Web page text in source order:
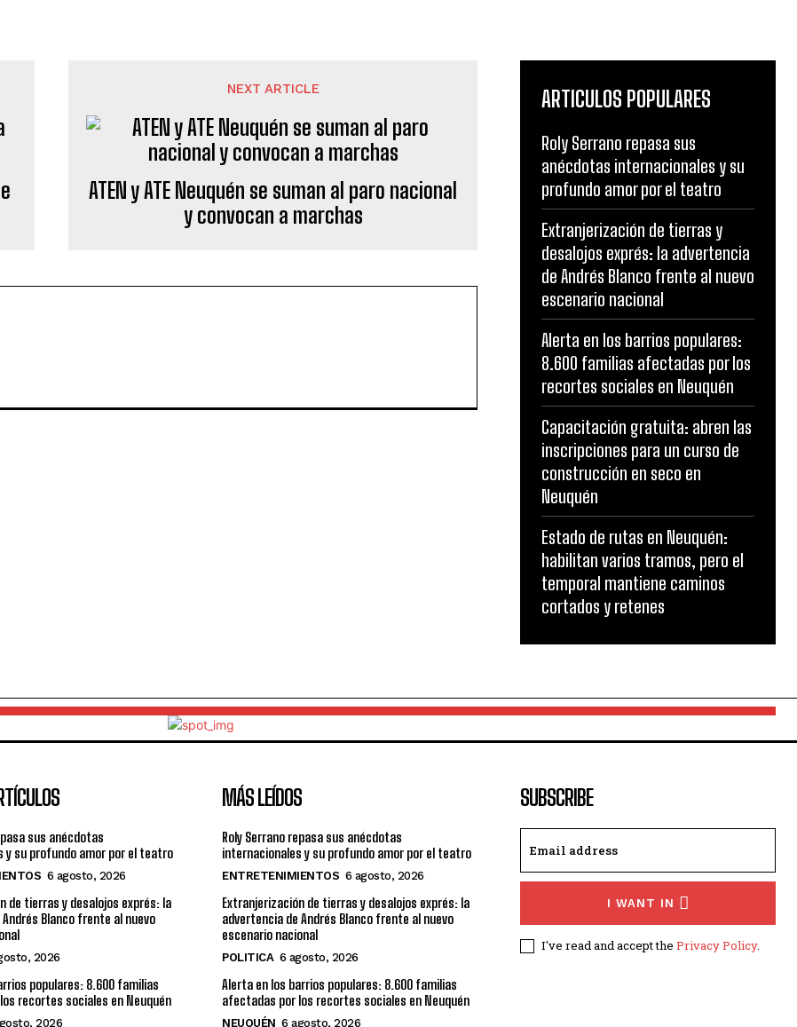
NEXT ARTICLE
ATEN y ATE Neuquén se suman al paro nacional
y convocan a marchas
ARTICULOS POPULARES
Roly Serrano repasa sus
anécdotas internacionales y su
profundo amor por el teatro
Extranjerización de tierras y
desalojos exprés: la advertencia
de Andrés Blanco frente al nuevo
escenario nacional
Alerta en los barrios populares:
8.600 familias afectadas por los
recortes sociales en Neuquén
Capacitación gratuita: abren las
inscripciones para un curso de
construcción en seco en
Neuquén
Estado de rutas en Neuquén:
habilitan varios tramos, pero el
temporal mantiene caminos
cortados y retenes
sus anécdotas
y su profundo amor por el teatro
6 agosto, 2026
de tierras y desalojos exprés: la
Blanco frente al nuevo
2026
populares: 8.600 familias
recortes sociales en Neuquén
2026
MÁS LEÍDOS
Roly Serrano repasa sus anécdotas
internacionales y su profundo amor por el teatro
ENTRETENIMIENTOS 6 agosto, 2026
Extranjerización de tierras y desalojos exprés: la
advertencia de Andrés Blanco frente al nuevo
escenario nacional
POLITICA 6 agosto, 2026
Alerta en los barrios populares: 8.600 familias
afectadas por los recortes sociales en Neuquén
NEUQUÉN 6 agosto, 2026
SUBSCRIBE
I WANT IN
I've read and accept the Privacy Policy.